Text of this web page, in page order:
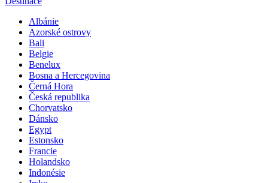
Albánie
Azorské ostrovy
Bali
Belgie
Benelux
Bosna a Hercegovina
Černá Hora
Česká republika
Chorvatsko
Dánsko
Egypt
Estonsko
Francie
Holandsko